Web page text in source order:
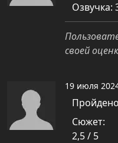
Озвучка:
своей
19 июля
Сюжет:
2,5 / 5